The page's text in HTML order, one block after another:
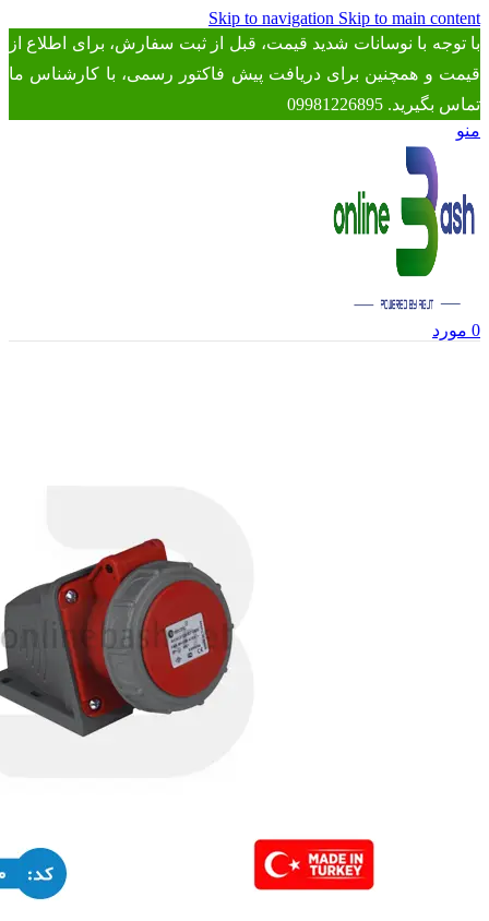
Skip to navigation Skip to main content
با توجه با نوسانات شدید قیمت، قبل از ثبت سفارش، برای اطلاع از
قیمت و همچنین برای دریافت پیش فاکتور رسمی، با کارشناس ما
تماس بگیرید. 09981226895
منو
0 مورد